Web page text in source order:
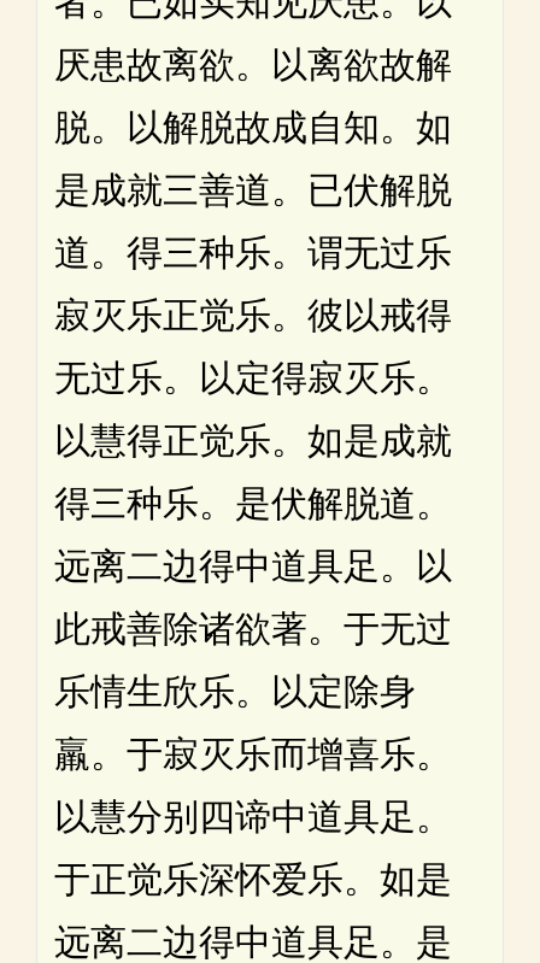
厌患故离欲。以离欲故解
脱。以解脱故成自知。如
是成就三善道。已伏解脱
道。得三种乐。谓无过乐
寂灭乐正觉乐。彼以戒得
无过乐。以定得寂灭乐。
以慧得正觉乐。如是成就
得三种乐。是伏解脱道。
远离二边得中道具足。以
此戒善除诸欲著。于无过
乐情生欣乐。以定除身
羸。于寂灭乐而增喜乐。
以慧分别四谛中道具足。
于正觉乐深怀爱乐。如是
远离二边得中道具足。是